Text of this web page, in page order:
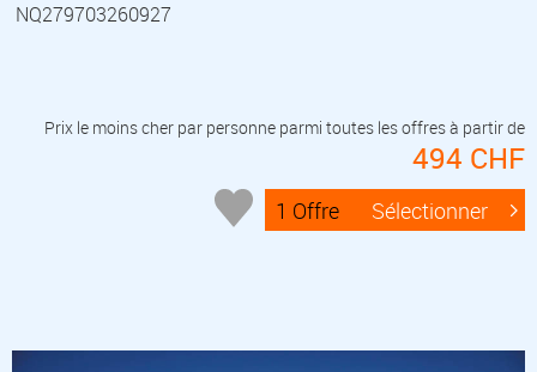
NQ279703260927
Prix le moins cher par personne parmi toutes les offres à partir de
494 CHF
1 Offre Sélectionner